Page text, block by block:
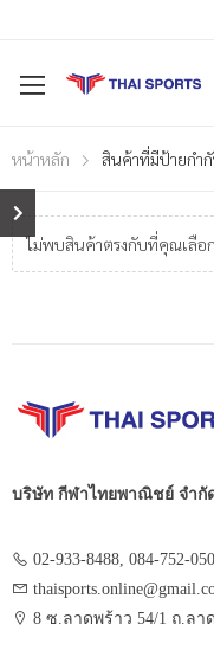
หน้าหลัก สินค้าที่มีป้ายกำ
ไม่พบสินค้าตรงกับที่คุณเลือก
บริษัท กีฬาไทยพาณิชย์ จำกั
02-933-8488, 084-752-
8 ซ.ลาดพร้าว 54/1 ถ.ลา